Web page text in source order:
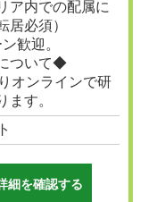
ア内での配属に
居必須）
歓迎。
ついて◆
オンラインで研
ます。
細を確認する